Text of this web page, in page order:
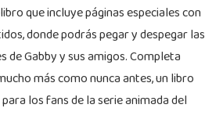
que incluye páginas especiales con
donde podrás pegar y despegar las
de Gabby y sus amigos. Completa
más como nunca antes, un libro
los fans de la serie animada del